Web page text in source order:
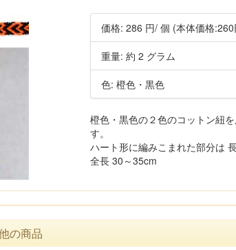
価格:286 円/ 個 (本体価格
重量: 約 2 グラム
色: 橙色・黒色
橙色・黒色の２色のコットン紐
す。
ハート形に編みこまれた部分は
全長 30～35cm
の商品